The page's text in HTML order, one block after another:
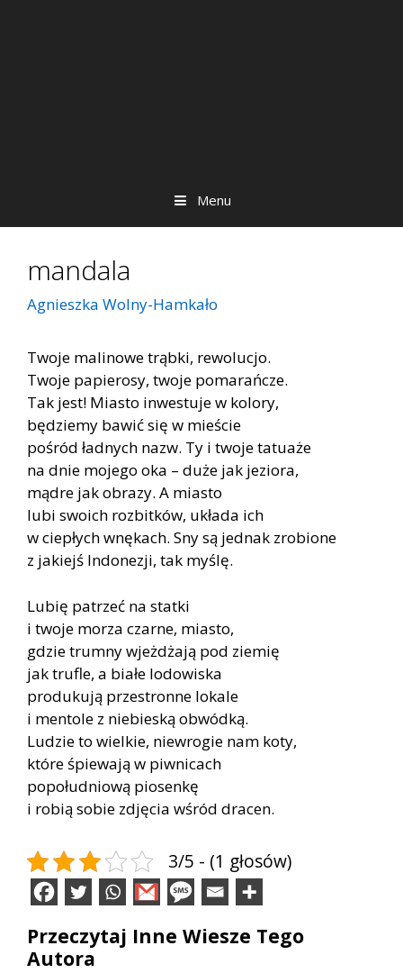
Menu
mandala
Agnieszka Wolny-Hamkało
Twoje malinowe trąbki, rewolucjo.
Twoje papierosy, twoje pomarańcze.
Tak jest! Miasto inwestuje w kolory,
będziemy bawić się w mieście
pośród ładnych nazw. Ty i twoje tatuaże
na dnie mojego oka – duże jak jeziora,
mądre jak obrazy. A miasto
lubi swoich rozbitków, układa ich
w ciepłych wnękach. Sny są jednak zrobione
z jakiejś Indonezji, tak myślę.
Lubię patrzeć na statki
i twoje morza czarne, miasto,
gdzie trumny wjeżdżają pod ziemię
jak trufle, a białe lodowiska
produkują przestronne lokale
i mentole z niebieską obwódką.
Ludzie to wielkie, niewrogie nam koty,
które śpiewają w piwnicach
popołudniową piosenkę
i robią sobie zdjęcia wśród dracen.
3/5 - (1 głosów)
Przeczytaj Inne Wiesze Tego
Autora